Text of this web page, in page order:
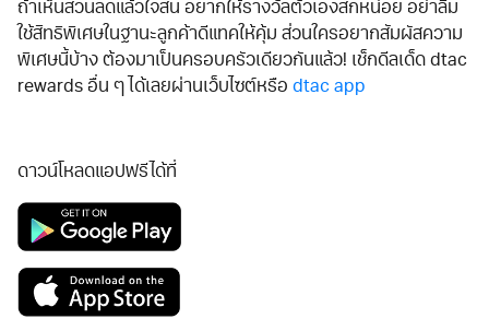
ถ้าเห็นส่วนลดแล้วใจสั่น อยากให้รางวัลตัวเองสักหน่อย อย่าลืม
ใช้สิทธิพิเศษในฐานะลูกค้าดีแทคให้คุ้ม ส่วนใครอยากสัมผัสความ
พิเศษนี้บ้าง ต้องมาเป็นครอบครัวเดียวกันแล้ว! เช็กดีลเด็ด dtac
rewards อื่น ๆ ได้เลยผ่านเว็บไซต์หรือ dtac app
ดาวน์โหลดแอปฟรีได้ที่